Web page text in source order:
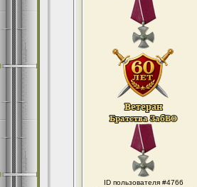
ID пользователя #4766